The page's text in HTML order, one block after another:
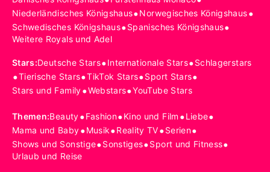
Niederländisches Königshaus•Norwegisches Königshaus•
Schwedisches Königshaus•Spanisches Königshaus•
Weitere Royals und Adel
Stars:Deutsche Stars•Internationale Stars•Schlagerstars
•Tierische Stars•TikTok Stars•Sport Stars•
Stars und Family•Webstars•YouTube Stars
Themen:Beauty•Fashion•Kino und Film •Liebe•
Mama und Baby•Musik•Reality TV•Serien•
Shows und Sonstige•Sonstiges•Sport und Fitness•
Urlaub und Reise